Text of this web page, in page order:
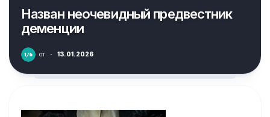
Назван неочевидный предвестник
деменции
от · 13.01.2026